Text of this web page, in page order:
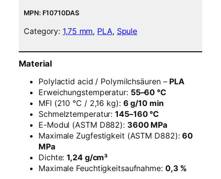
m
n
1
MPN: F10710DAS
Category: 1,75 mm, PLA, Spule
Material
Polylactid acid / Polymilchsäuren – PLA
Erweichungstemperatur: 55–60 °C
MFI (210 °C / 2,16 kg): 6 g/10 min
Schmelztemperatur:145–160 °C
E-Modul (ASTM D882): 3600 MPa
Maximale Zugfestigkeit (ASTM D882):60
MPa
Dichte:1,24 g/cm³
Maximale Feuchtigkeitsaufnahme: 0,3 %